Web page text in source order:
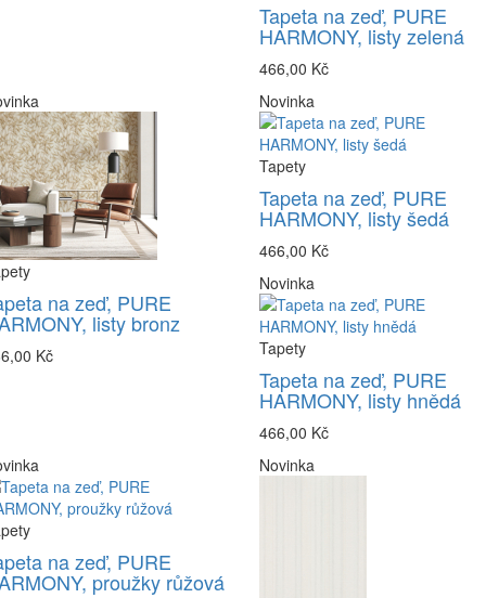
Tapeta na zeď, PURE
HARMONY, listy zelená
466,00 Kč
na zeď, PURE
listy bronz
Kč
Novinka
Tapety
Tapeta na zeď, PURE
HARMONY, listy šedá
466,00 Kč
Novinka
Tapety
Tapeta na zeď, PURE
HARMONY, listy hnědá
466,00 Kč
na zeď, PURE
proužky růžová
Novinka